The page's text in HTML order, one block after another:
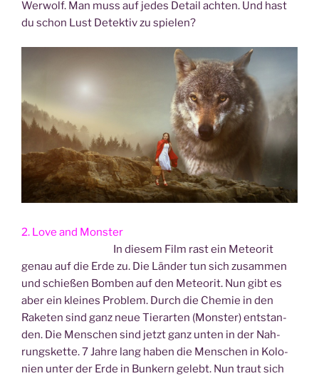
Wer­wolf. Man muss auf jedes Detail ach­ten. Und hast
du schon Lust Detek­tiv zu spielen?
2. Love and Mons­ter
In die­sem Film rast ein Meteo­rit
genau auf die Erde zu. Die Län­der tun sich zusam­men
und schie­ßen Bom­ben auf den Meteo­rit. Nun gibt es
aber ein klei­nes Pro­blem. Durch die Che­mie in den
Rake­ten sind ganz neue Tier­ar­ten (Mons­ter) ent­stan­
den. Die Men­schen sind jetzt ganz unten in der Nah­
rungs­ket­te. 7 Jah­re lang haben die Men­schen in Kolo­
nien unter der Erde in Bun­kern gelebt. Nun traut sich